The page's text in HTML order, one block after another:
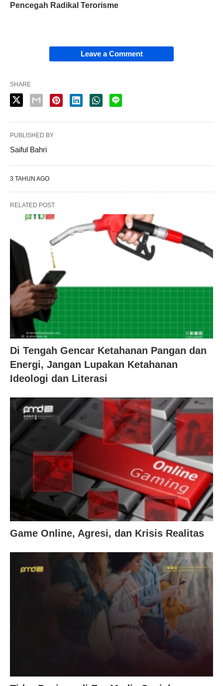
Pencegah Radikal Terorisme
Leave a Comment
SHARE
PUBLISHED BY
Saiful Bahri
3 TAHUN AGO
RELATED POST
Di Tengah Gencar Ketahanan Pangan dan
Energi, Jangan Lupakan Ketahanan
Ideologi dan Literasi
Game Online, Agresi, dan Krisis Realitas